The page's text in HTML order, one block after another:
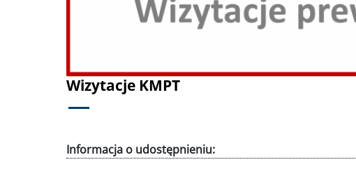
Wizytacje KMPT
Informacja o udostępnieniu: